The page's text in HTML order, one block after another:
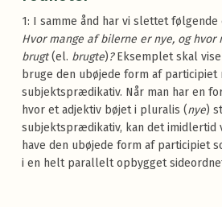
1: I samme ånd har vi slettet følgende
Hvor mange af bilerne er nye, og hvor
brugt(el. brugte)?Eksemplet skal vise
bruge den ubøjede form af participiet
subjektsprædikativ. Når man har en
hvor et adjektiv bøjet i pluralis (nye)
subjektsprædikativ, kan det imidlertid
have den ubøjede form af participiet
i en helt parallelt opbygget